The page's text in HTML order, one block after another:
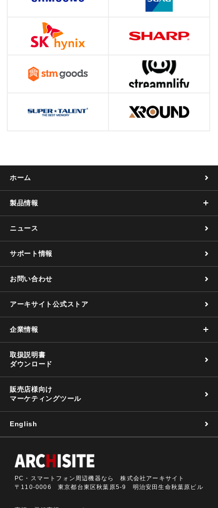
ホーム
製品情報
ニュース
サポート情報
お問い合わせ
アーキサイト公式ストア
企業情報
取扱説明書
ダウンロード
販売店様向け
マーケティングツール
English
PC・スマートフォン周辺機器なら 株式会社アーキサイト
〒110-0006 東京都台東区秋葉原5-9 明治安田生命秋葉原ビル